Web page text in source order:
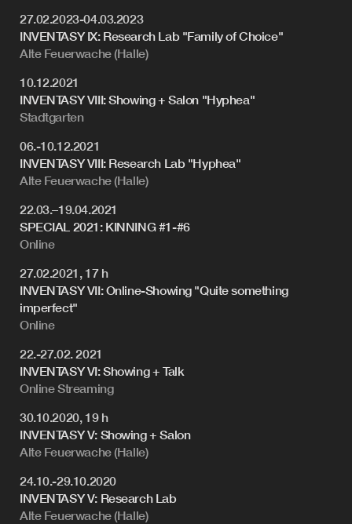
27.02.2023-04.03.2023
INVENTASY IX: Research Lab "Family of Choice"
Alte Feuerwache (Halle)
10.12.2021
INVENTASY VIII: Showing + Salon "Hyphea"
Stadtgarten
06.-10.12.2021
INVENTASY VIII: Research Lab "Hyphea"
Alte Feuerwache (Halle)
22.03.–19.04.2021
SPECIAL 2021: KINNING #1-#6
Online
27.02.2021, 17 h
INVENTASY VII: Online-Showing "Quite something
imperfect"
Online
22.-27.02. 2021
INVENTASY VI: Showing + Talk
Online Streaming
30.10.2020, 19 h
INVENTASY V: Showing + Salon
Alte Feuerwache (Halle)
24.10.-29.10.2020
INVENTASY V: Research Lab
Alte Feuerwache (Halle)